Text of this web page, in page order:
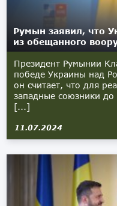
Румын заявил, что
из обещанного
Президент Румынии
победе Украины над
он считает, что для
западные союзники
[...]
11.07.2024